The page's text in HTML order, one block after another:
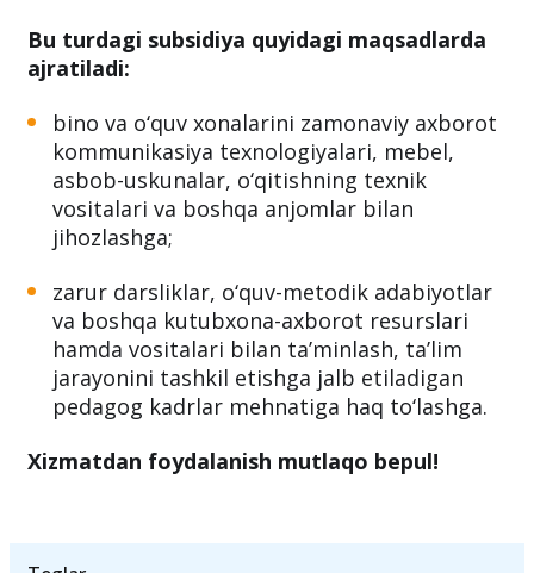
Bu turdagi subsidiya quyidagi maqsadlarda
ajratiladi:
bino va o‘quv xonalarini zamonaviy axborot
kommunikasiya texnologiyalari, mebel,
asbob-uskunalar, o‘qitishning texnik
vositalari va boshqa anjomlar bilan
jihozlashga;
zarur darsliklar, o‘quv-metodik adabiyotlar
va boshqa kutubxona-axborot resurslari
hamda vositalari bilan ta’minlash, ta’lim
jarayonini tashkil etishga jalb etiladigan
pedagog kadrlar mehnatiga haq to‘lashga.
Xizmatdan foydalanish mutlaqo bepul!